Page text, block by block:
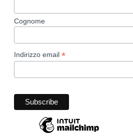
Cognome
Indirizzo email *